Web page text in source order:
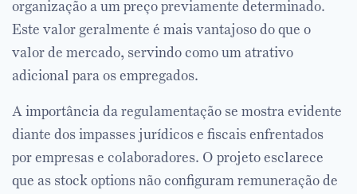
organização a um preço previamente determinado.
Este valor geralmente é mais vantajoso do que o
valor de mercado, servindo como um atrativo
adicional para os empregados.
A importância da regulamentação se mostra evidente
diante dos impasses jurídicos e fiscais enfrentados
por empresas e colaboradores. O projeto esclarece
que as stock options não configuram remuneração de